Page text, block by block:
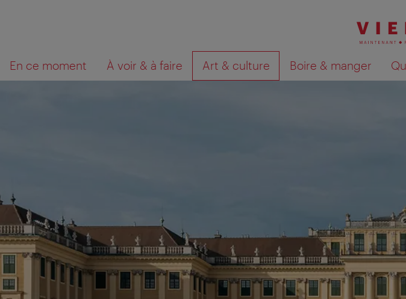
En ce moment À voir & à faire Art & culture Boire & manger
Que
cherchez-
vous?